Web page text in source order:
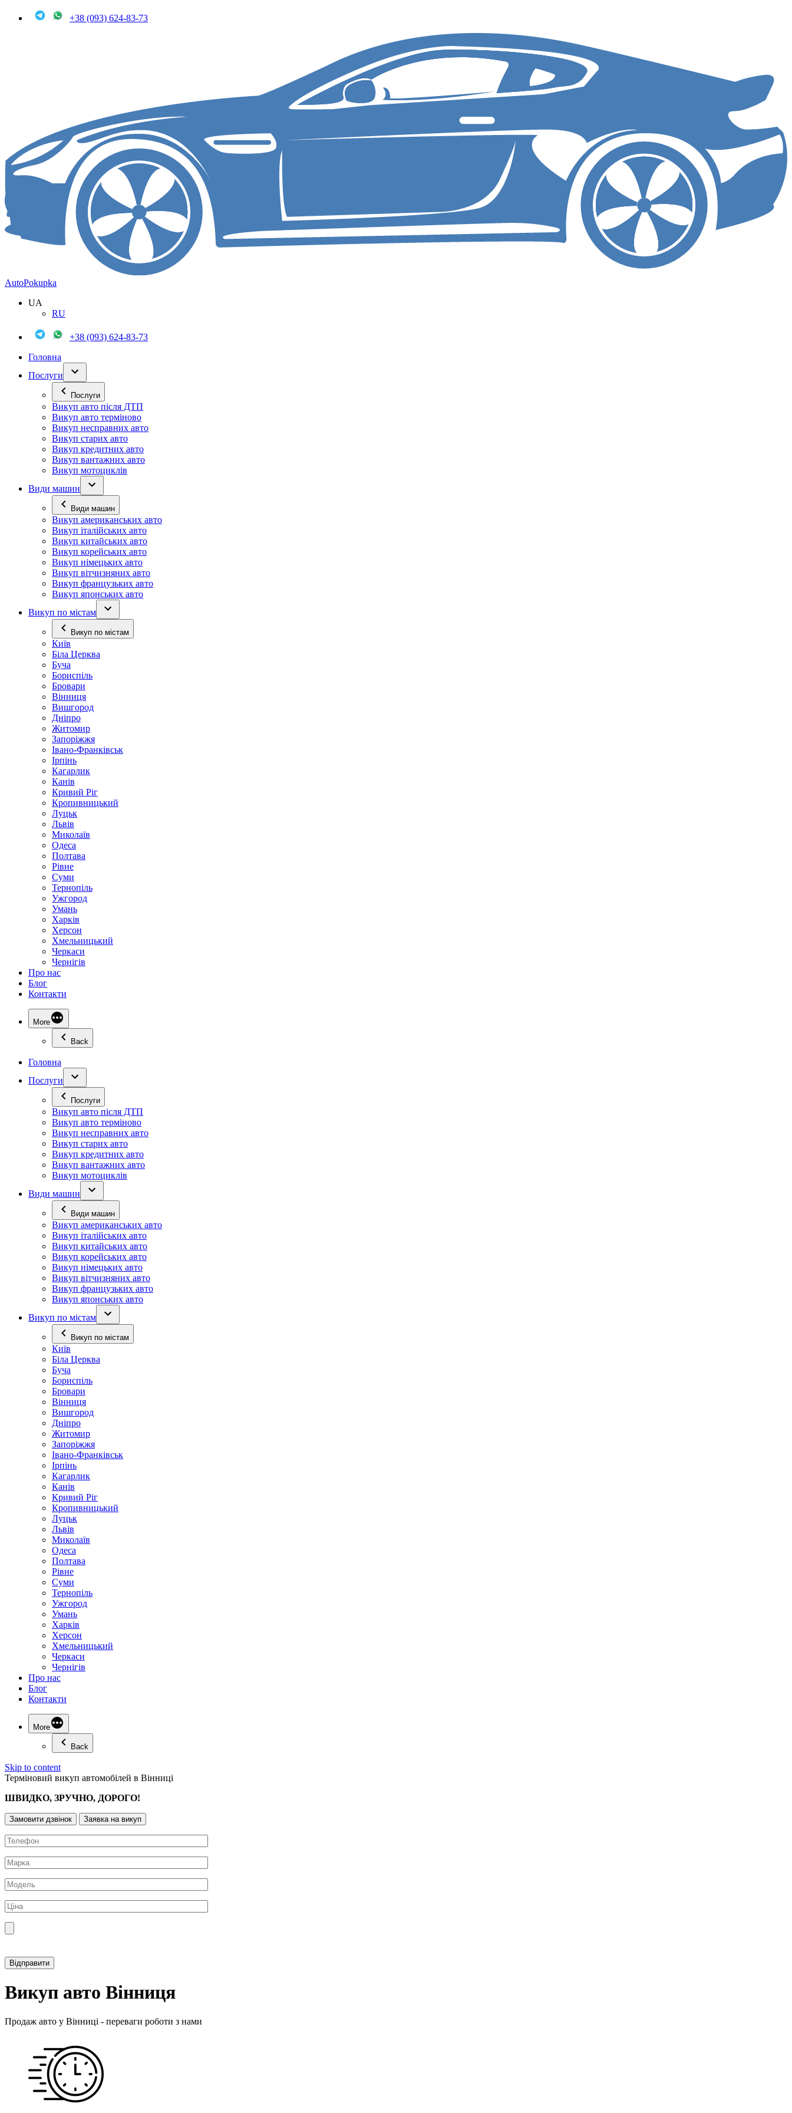
+38 (093) 624-83-73
AutoPokupka
UA
RU
+38 (093) 624-83-73
Головна
Послуги
Послуги
Викуп авто після ДТП
Викуп авто терміново
Викуп несправних авто
Викуп старих авто
Викуп кредитних авто
Викуп вантажних авто
Викуп мотоциклів
Види машин
Види машин
Викуп американських авто
Викуп італійських авто
Викуп китайських авто
Викуп корейських авто
Викуп німецьких авто
Викуп вітчизняних авто
Викуп французьких авто
Викуп японських авто
Викуп по містам
Викуп по містам
Київ
Біла Церква
Буча
Бориспіль
Бровари
Вінниця
Вишгород
Дніпро
Житомир
Запоріжжя
Івано-Франківськ
Ірпінь
Кагарлик
Канів
Кривий Ріг
Кропивницький
Луцьк
Львів
Миколаїв
Одеса
Полтава
Рівне
Суми
Тернопіль
Ужгород
Умань
Харків
Херсон
Хмельницький
Черкаси
Чернігів
Про нас
Блог
Контакти
More
Back
Головна
Послуги
Послуги
Викуп авто після ДТП
Викуп авто терміново
Викуп несправних авто
Викуп старих авто
Викуп кредитних авто
Викуп вантажних авто
Викуп мотоциклів
Види машин
Види машин
Викуп американських авто
Викуп італійських авто
Викуп китайських авто
Викуп корейських авто
Викуп німецьких авто
Викуп вітчизняних авто
Викуп французьких авто
Викуп японських авто
Викуп по містам
Викуп по містам
Київ
Біла Церква
Буча
Бориспіль
Бровари
Вінниця
Вишгород
Дніпро
Житомир
Запоріжжя
Івано-Франківськ
Ірпінь
Кагарлик
Канів
Кривий Ріг
Кропивницький
Луцьк
Львів
Миколаїв
Одеса
Полтава
Рівне
Суми
Тернопіль
Ужгород
Умань
Харків
Херсон
Хмельницький
Черкаси
Чернігів
Про нас
Блог
Контакти
More
Back
Skip to content
Терміновий викуп автомобілей в Вінниці
ШВИДКО, ЗРУЧНО, ДОРОГО!
Замовити дзвінок Заявка на викуп
Викуп авто Вінниця
Продаж авто у Вінниці - переваги роботи з нами